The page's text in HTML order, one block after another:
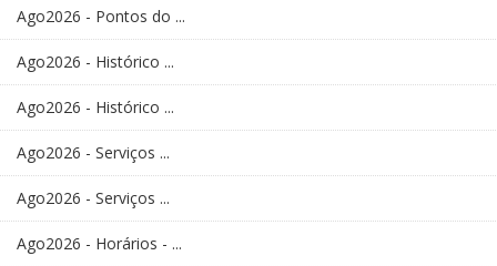
Ago2026 - Pontos do ...
Ago2026 - Histórico ...
Ago2026 - Histórico ...
Ago2026 - Serviços ...
Ago2026 - Serviços ...
Ago2026 - Horários - ...